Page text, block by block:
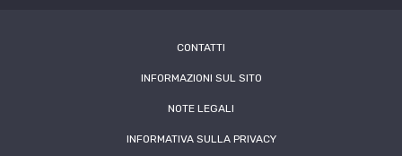
CONTATTI
INFORMAZIONI SUL SITO
NOTE LEGALI
INFORMATIVA SULLA PRIVACY